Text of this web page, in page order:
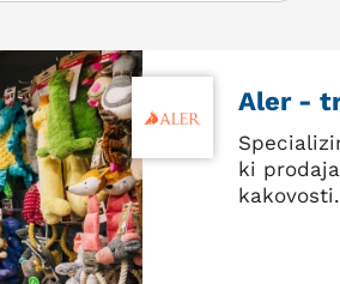
Aler -
ki
kakovosti.